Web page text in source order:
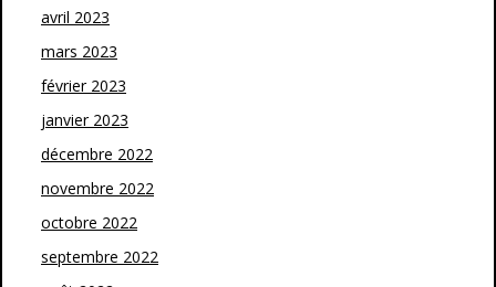
avril 2023
mars 2023
février 2023
janvier 2023
décembre 2022
novembre 2022
octobre 2022
septembre 2022